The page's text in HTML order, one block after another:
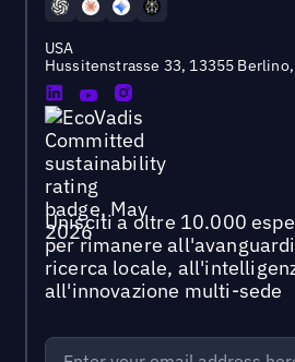
USA
Hussitenstrasse 33, 13355 Berlino,
Unisciti a oltre 10.000
per rimanere
ricerca locale,
all'innovazione multi-sede